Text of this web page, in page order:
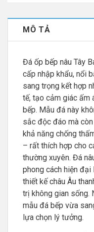
MÔ TẢ
Đá ốp bếp nâu Tây
cấp nhập khẩu, nổi
sang trọng kết hợp
tế, tạo cảm giác ấm
bếp. Mẫu đá này
sắc độc đáo mà
khả năng chống
– rất thích hợp cho
thường xuyên. Đá
phong cách hiện
thiết kế châu Âu
trị không gian sống.
mẫu đá bếp vừa
lựa chọn lý tưởng.